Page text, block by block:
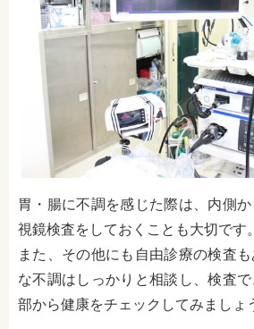
胃・腸に不調を感じた際は、内側
視鏡検査をしておくことも大切です。
また、その他にも自由診療の検査
な不調はしっかりと相談し、検査
部から健康をチェックしてみましょ